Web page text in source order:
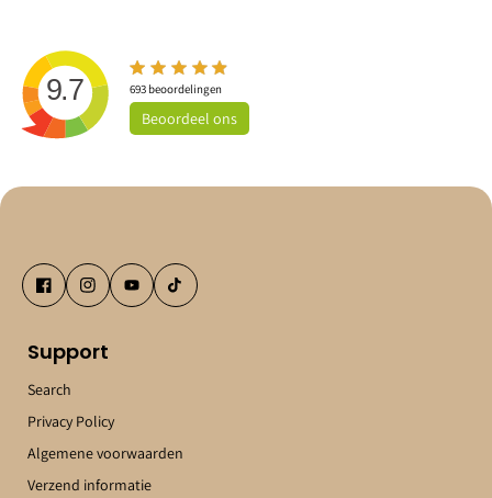
9.7 693beoordelingen
Beoordeel ons
Support
Search
Privacy Policy
Algemene voorwaarden
Verzend informatie